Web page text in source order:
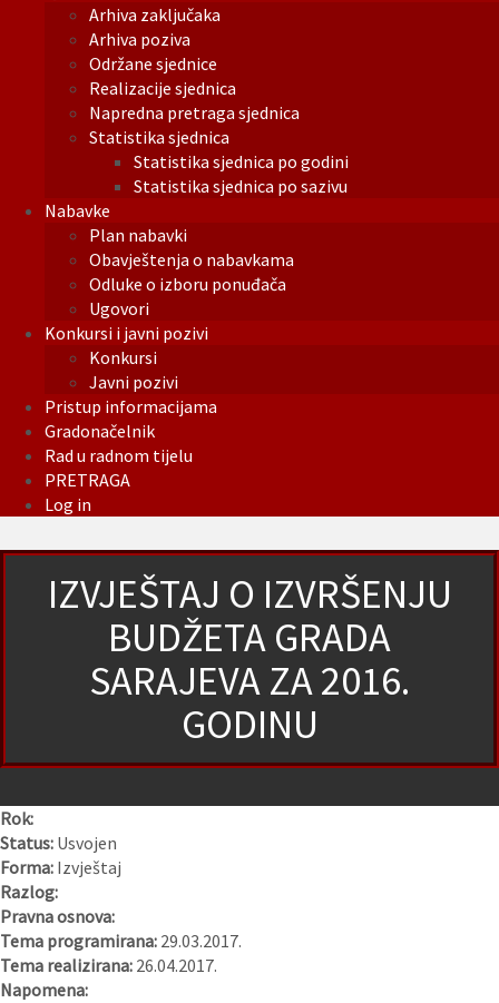
Arhiva zaključaka
Arhiva poziva
Održane sjednice
Realizacije sjednica
Napredna pretraga sjednica
Statistika sjednica
Statistika sjednica po godini
Statistika sjednica po sazivu
Nabavke
Plan nabavki
Obavještenja o nabavkama
Odluke o izboru ponuđača
Ugovori
Konkursi i javni pozivi
Konkursi
Javni pozivi
Pristup informacijama
Gradonačelnik
Rad u radnom tijelu
PRETRAGA
Log in
IZVJEŠTAJ O IZVRŠENJU
BUDŽETA GRADA
SARAJEVA ZA 2016.
GODINU
Rok:
Status: Usvojen
Forma: Izvještaj
Razlog:
Pravna osnova:
Tema programirana: 29.03.2017.
Tema realizirana: 26.04.2017.
Napomena: